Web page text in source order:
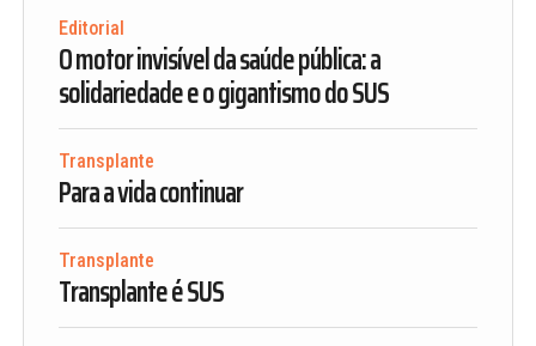
Editorial
O motor invisível da saúde pública: a
solidariedade e o gigantismo do SUS
Transplante
Para a vida continuar
Transplante
Transplante é SUS